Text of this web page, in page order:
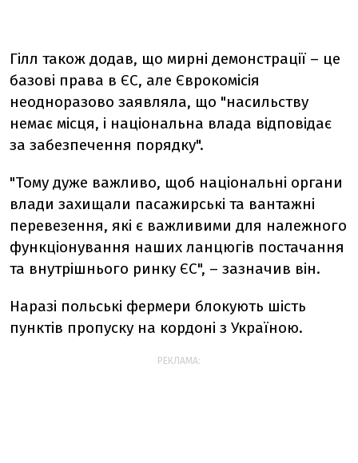
Гілл також додав, що мирні демонстрації – це
базові права в ЄС, але Єврокомісія
неодноразово заявляла, що "насильству
немає місця, і національна влада відповідає
за забезпечення порядку".
"Тому дуже важливо, щоб національні органи
влади захищали пасажирські та вантажні
перевезення, які є важливими для належного
функціонування наших ланцюгів постачання
та внутрішнього ринку ЄС", – зазначив він.
Наразі польські фермери блокують шість
пунктів пропуску на кордоні з Україною.
РЕКЛАМА: